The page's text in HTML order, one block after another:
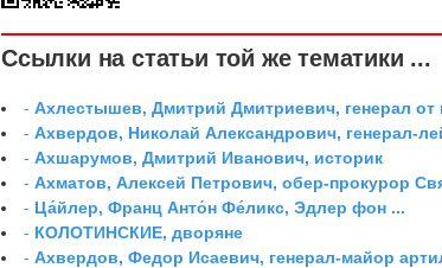
Ссылки на статьи той же тематики ...
-Ахлестышев, Дмитрий Дмитриевич, генерал от
-Ахвердов, Николай Александрович, генерал-
-Ахшарумов, Дмитрий Иванович, историк
-Ахматов, Алексей Петрович, обер-прокурор
- Ца́йлер, Франц Анто́н Фе́ликс, Эдлер фон ...
- КОЛОТИНСКИЕ, дворяне
-Ахвердов, Федор Исаевич, генерал-майор